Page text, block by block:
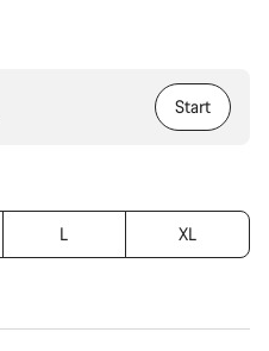
Start
L XL